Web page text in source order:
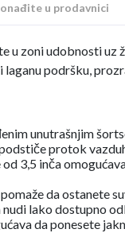
u prodavnici
u zoni udobnosti uz
laganu podršku,
unutrašnjim
protok
3,5 inča
da ostanete
nudi lako dostupno
da ponesete